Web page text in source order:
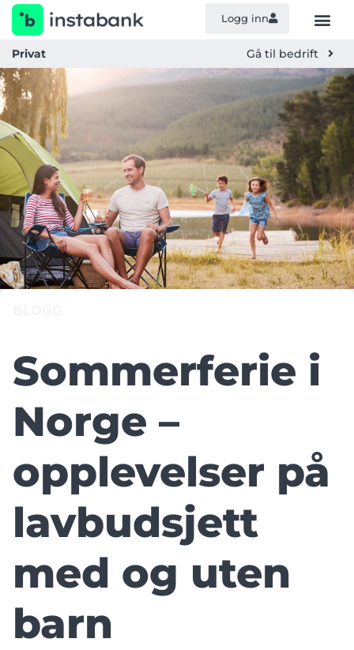
Logg inn
Privat Gå til bedrift
Sommerferie i
Norge –
opplevelser på
lavbudsjett
med og uten
barn